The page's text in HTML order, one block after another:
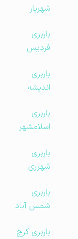
شهریار
باربری
فردیس
باربری
اندیشه
باربری
اسلامشهر
باربری
شهرری
باربری
شمس آباد
باربری کرج